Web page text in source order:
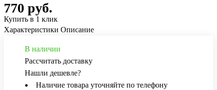
770 руб.
Купить в 1 клик
Характеристики Описание
В наличии
Рассчитать доставку
Нашли дешевле?
Наличие товара уточняйте по телефону